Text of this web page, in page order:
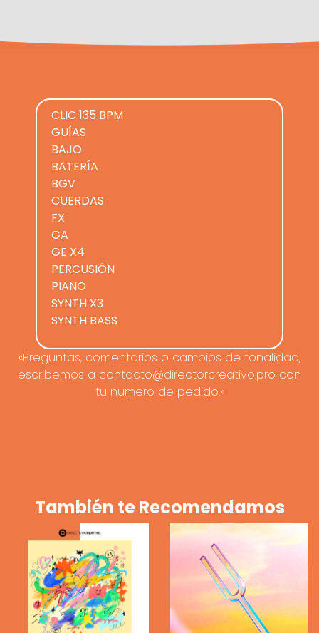
CLIC 135 BPM
GUÍAS
BAJO
BATERÍA
BGV
CUERDAS
FX
GA
GE X4
PERCUSIÓN
PIANO
SYNTH X3
SYNTH BASS
«Preguntas, comentarios o cambios de tonalidad,
escribemos a contacto@directorcreativo.pro con
tu numero de pedido.»
También te Recomendamos